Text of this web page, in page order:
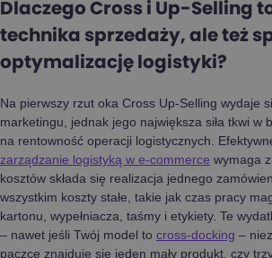
Dlaczego Cross i Up-Selling
technika sprzedaży, ale też
optymalizację logistyki?
Na pierwszy rzut oka Cross Up-Selling wydaje
marketingu, jednak jego największa siła tkwi w
na rentowność operacji logistycznych.
zarządzanie logistyką w e-commerce wymaga
kosztów składa się realizacja jednego
wszystkim koszty stałe, takie jak czas pracy
kartonu, wypełniacza, taśmy i etykiety. Te
– nawet jeśli Twój model to cross-docking –
paczce znajduje się jeden mały produkt, czy